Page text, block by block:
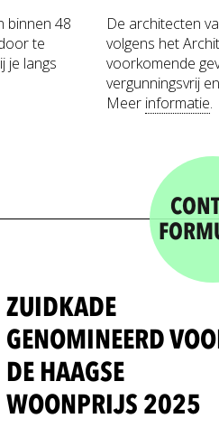
binnen 48
te
je langs
De architecten
volgens het
voorkomende
vergunningsvrij
Meer informatie.
ZUIDKADE
GENOMINEERD
DE HAAGSE
WOONPRIJS 2025